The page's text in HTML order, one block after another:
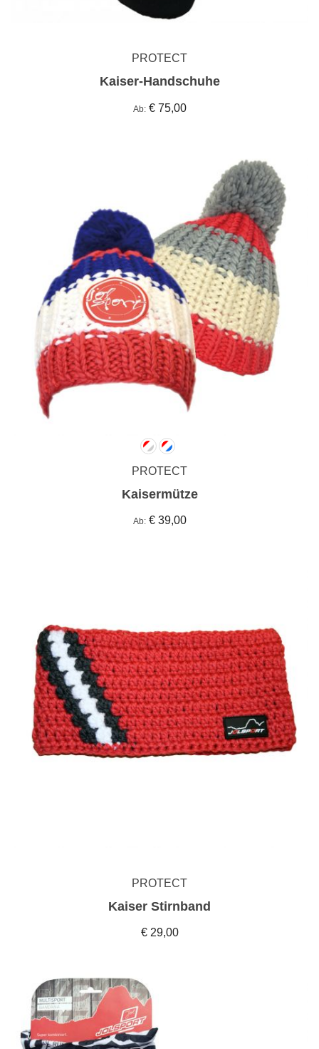
PROTECT
Kaiser-Handschuhe
Ab € 75,00
PROTECT
Kaisermütze
Ab € 39,00
PROTECT
Kaiser Stirnband
€ 29,00